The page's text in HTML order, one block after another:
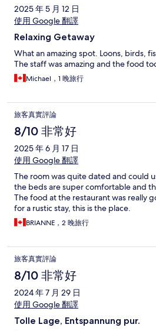
2025 年 5 月 12 日
使用 Google 翻譯
Relaxing Getaway
What an amazing spot. Loons, birds,
The staff was amazing and the food
Michael，1 晚旅行
旅客真實評論
8/10 非常好
2025 年 6 月 17 日
使用 Google 翻譯
The room was quite dated and could
the beds are super comfortable and
The food at the restaurant was really
for a rustic stay, this is the place.
BRIANNE，2 晚旅行
旅客真實評論
8/10 非常好
2024 年 7 月 29 日
使用 Google 翻譯
Tolle Lage, Entspannung pur.